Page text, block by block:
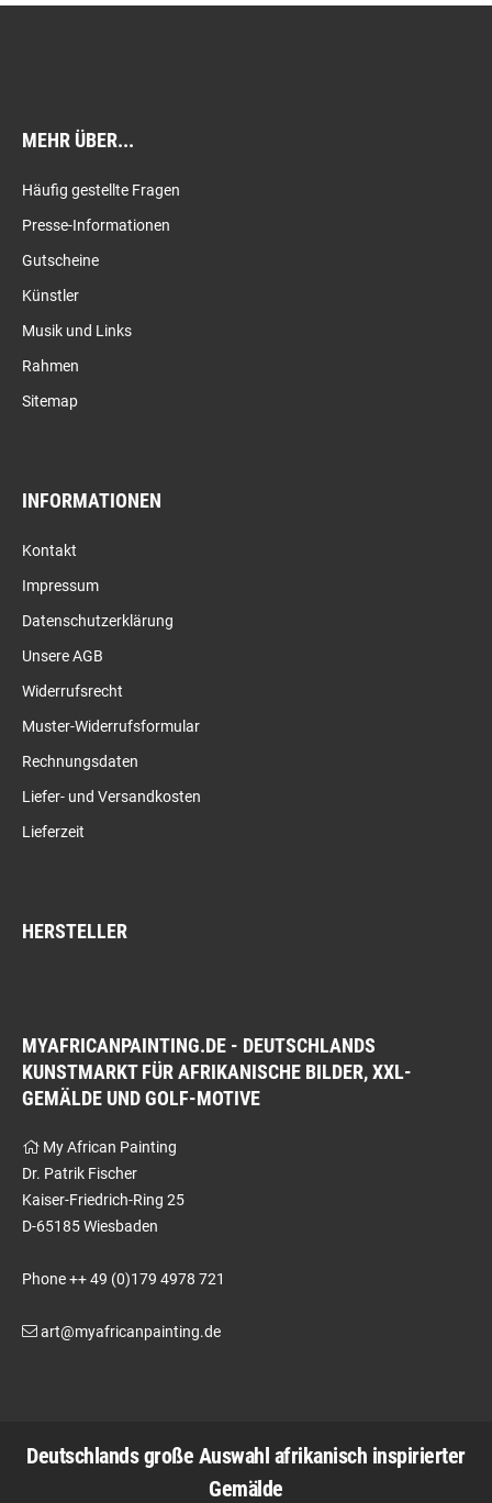
MEHR ÜBER...
Häufig gestellte Fragen
Presse-Informationen
Gutscheine
Künstler
Musik und Links
Rahmen
Sitemap
INFORMATIONEN
Kontakt
Impressum
Datenschutzerklärung
Unsere AGB
Widerrufsrecht
Muster-Widerrufsformular
Rechnungsdaten
Liefer- und Versandkosten
Lieferzeit
HERSTELLER
MYAFRICANPAINTING.DE - DEUTSCHLANDS
KUNSTMARKT FÜR AFRIKANISCHE BILDER, XXL-
GEMÄLDE UND GOLF-MOTIVE
My African Painting
Dr. Patrik Fischer
Kaiser-Friedrich-Ring 25
D-65185 Wiesbaden
Phone ++ 49 (0)179 4978 721
art@myafricanpainting.de
Deutschlands große Auswahl afrikanisch inspirierter
Gemälde